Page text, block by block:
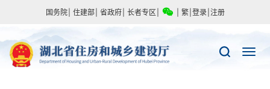
国务院 住建部 省政府 长者专区 繁 登录 注册